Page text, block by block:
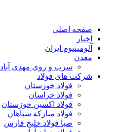
صفحه اصلی
اخبار
آلومینیوم ایران
معدن
سرب و روی مهدی آباد
شرکت های فولاد
فولاد خوزستان
فولاد خراسان
فولاد اکسین خوزستان
فولاد مبارکه سپاهان
صبا فولاد خلیج فارس